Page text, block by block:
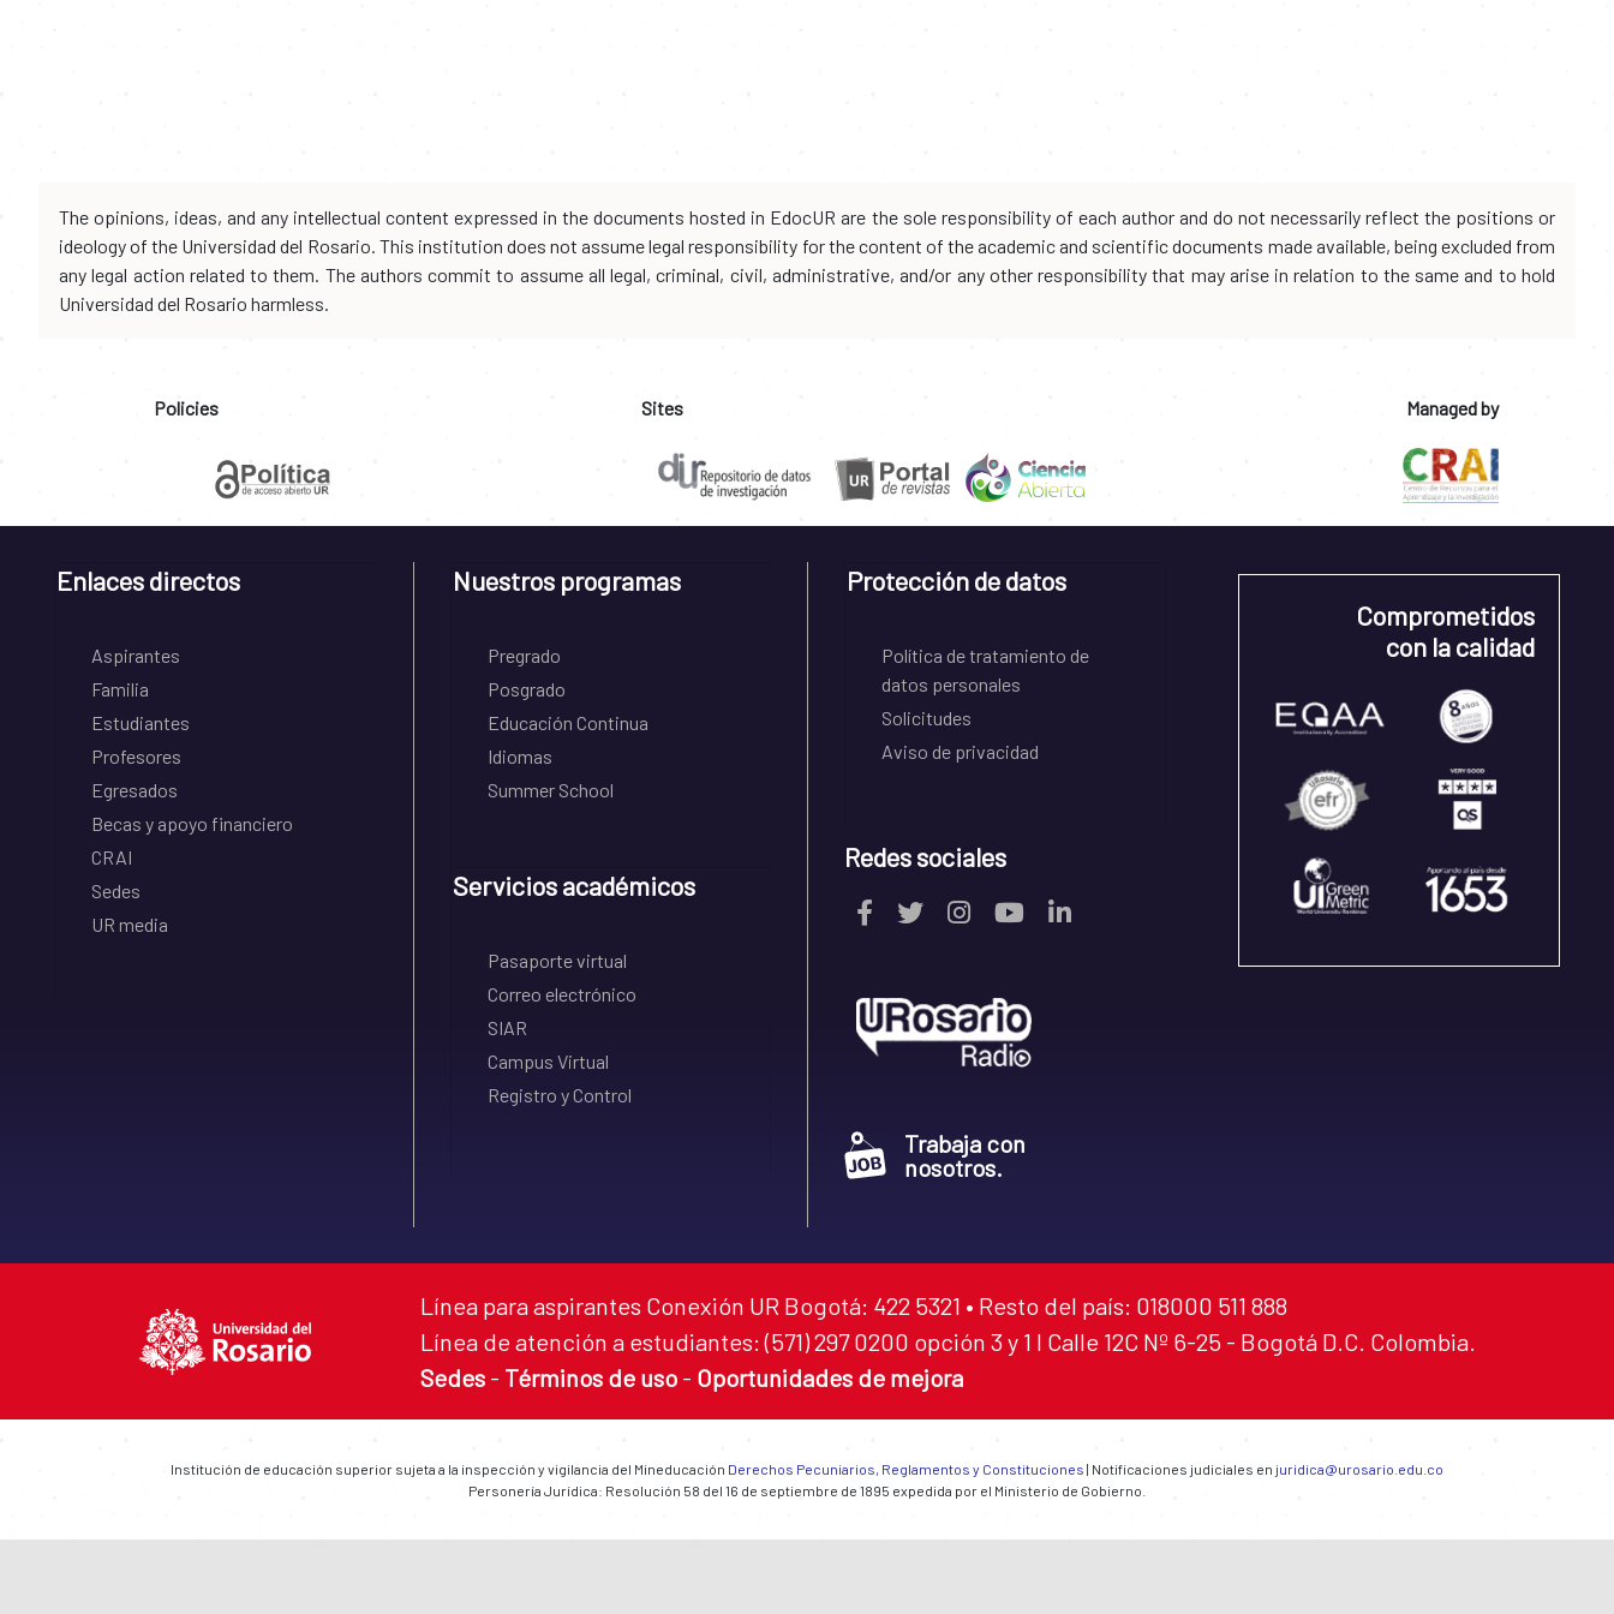
The opinions, ideas, and any intellectual content expressed in the documents hosted in EdocUR are the sole responsibility of each author and do not necessarily reflect the positions or
ideology of the Universidad del Rosario. This institution does not assume legal responsibility for the content of the academic and scientific documents made available, being excluded from
any legal action related to them. The authors commit to assume all legal, criminal, civil, administrative, and/or any other responsibility that may arise in relation to the same and to hold
Universidad del Rosario harmless.
Policies Sites Managed by
Enlaces directos
Aspirantes
Familia
Estudiantes
Profesores
Egresados
Becas y apoyo financiero
CRAI
Sedes
UR media
Nuestros programas
Pregrado
Posgrado
Educación Continua
Idiomas
Summer School
Servicios académicos
Pasaporte virtual
Correo electrónico
SIAR
Campus Virtual
Registro y Control
Protección de datos
Política de tratamiento de
datos personales
Solicitudes
Aviso de privacidad
Redes sociales
Trabaja con
nosotros.
Comprometidos
con la calidad
Línea para aspirantes Conexión UR Bogotá: 422 5321 • Resto del país: 018000 511 888
Línea de atención a estudiantes: (571) 297 0200 opción 3 y 1 I Calle 12C Nº 6-25 - Bogotá D.C. Colombia.
Sedes - Términos de uso - Oportunidades de mejora
Institución de educación superior sujeta a la inspección y vigilancia del Mineducación Derechos Pecuniarios, Reglamentos y Constituciones | Notificaciones judiciales en juridica@urosario.edu.co
Personería Jurídica: Resolución 58 del 16 de septiembre de 1895 expedida por el Ministerio de Gobierno.